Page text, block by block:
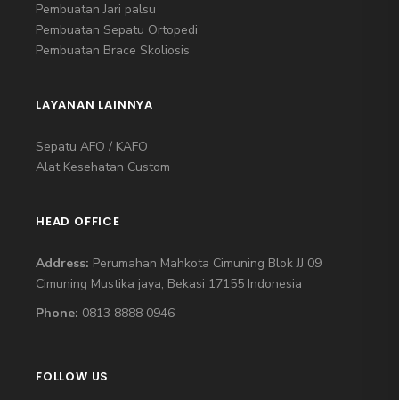
Pembuatan Jari palsu
Pembuatan Sepatu Ortopedi
Pembuatan Brace Skoliosis
LAYANAN LAINNYA
Sepatu AFO / KAFO
Alat Kesehatan Custom
HEAD OFFICE
Address: Perumahan Mahkota Cimuning Blok JJ 09
Cimuning Mustika jaya, Bekasi 17155 Indonesia
Phone: 0813 8888 0946
FOLLOW US